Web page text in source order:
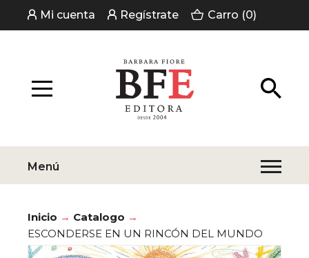
Mi cuenta Regístrate Carro (0)
Menú
Inicio
Catalogo
ESCONDERSE EN UN RINCÓN DEL MUNDO